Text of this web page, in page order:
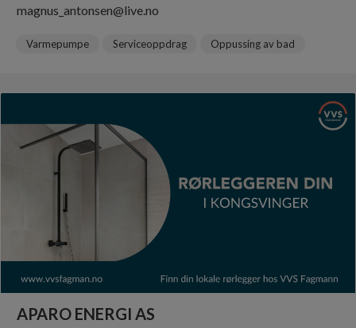
magnus_antonsen@live.no
Oppussing av bad
Serviceoppdrag
Varmepumpe
APARO ENERGI AS